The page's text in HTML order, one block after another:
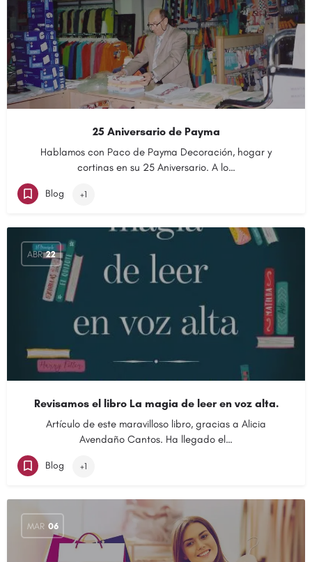
25 Aniversario de Payma
Hablamos con Paco de Payma Decoración, hogar y
cortinas en su 25 Aniversario. A lo…
Blog +1
ABR 22
Revisamos el libro La magia de leer en voz alta.
Artículo de este maravilloso libro, gracias a Alicia
Avendaño Cantos. Ha llegado el…
Blog +1
MAR 06